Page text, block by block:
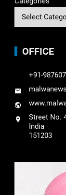
OFFICE
+91-
Street No.
India
151203